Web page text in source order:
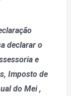
declarar o
e
Imposto de
do Mei,